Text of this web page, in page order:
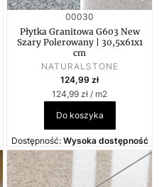
Kod produktu
00030
Płytka Granitowa G603 New
Szary Polerowany | 30,5x61x1
cm
PRODUCENT
NATURALSTONE
Cena
124,99 zł
Cena jednostkowa
124,99 zł / m2
Do koszyka
Dostępność: Wysoka dostępność